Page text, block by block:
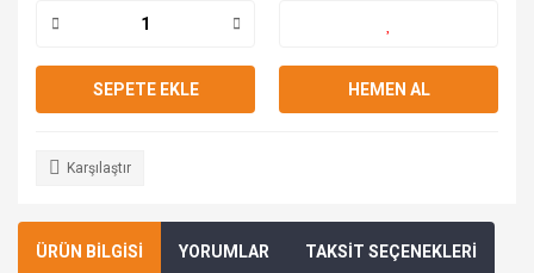
SEPETE EKLE HEMEN AL
Karşılaştır
ÜRÜN BİLGİSİ YORUMLAR TAKSİT SEÇENEKLERİ